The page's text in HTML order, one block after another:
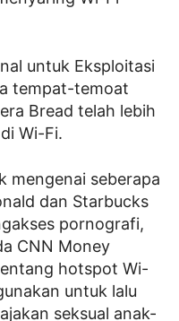
untuk Eksploitasi
tempat-temoat
Bread telah lebih
Wi-Fi.
mengenai seberapa
dan Starbucks
pornografi,
CNN Money
hotspot Wi-
untuk lalu
seksual anak-